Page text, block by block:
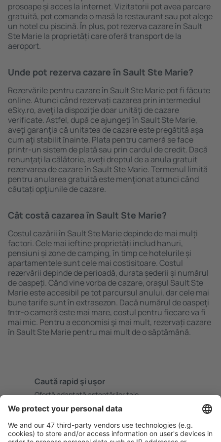
prosoape și acces la internet. Vizitatorii pot avea parcare
gratuită, pot comanda o masă la restaurant sau pot alege
un hotel cu piscină. În plus, pot rezerva cazare în Sault
Ste Marie la proprietăți care oferă transport de la
aeroport.
Unde pot rezerva cazare în Sault Ste Marie?
Rezervările pentru cazare în Sault Ste Marie pot fi făcute
online. Atunci când rezervați cazarea prin intermediul
eSky.ro, aveţi la dispoziţie doar unităţi de cazare
verificate. Astfel, după ce ajungeți în Sault Ste Marie,
aveţi garanţia că unitatea de cazare este pregătită aşa
cum aţi stabilit ȋnainte. Plata pentru cameră se face
printr-un sistem de plată sau prin cardul de credit. Dacă
renunţaţi la călătorie, aveți dreptul de a anula gratuit
rezervarea de cazare în Sault Ste Marie. Termenul limită
pentru anularea gratuită este menţionat atunci când
căutați opţiunile de cazare.
Cât costă cazarea în Sault Ste Marie?
Costul cazării în Sault Ste Marie depinde de mai mulți
factori. Cele mai ieftine proprietăți includ hanuri,
pensiuni și zone de camping, în timp ce hotelurile și
apartamentele sunt cele mai costisitoare. Costul
rezervării depinde de perioadă, durata șederii și numărul
de oaspeți. Când vine vorba de cazare, oraşul Sault Ste
Marie este accesibil pe tot parcursul anului, dar cele mai
bune tarife sunt în extrasezon. Dacă numărul de oaspeţi
ȋntr-o cameră este mai mare, costul pentru fiecare va fi
mai mic. Pentru a economisi şi mai mult, rezervați cazare
în Sault Ste Marie pentru mai mult de o săptămână.
Caută rapid şi uşor
Ofertă adaptată aşteptărilor tale.
Planifică ȋn siguranţă
Rezervare fără griji cu opțiune gratuită de anulare.